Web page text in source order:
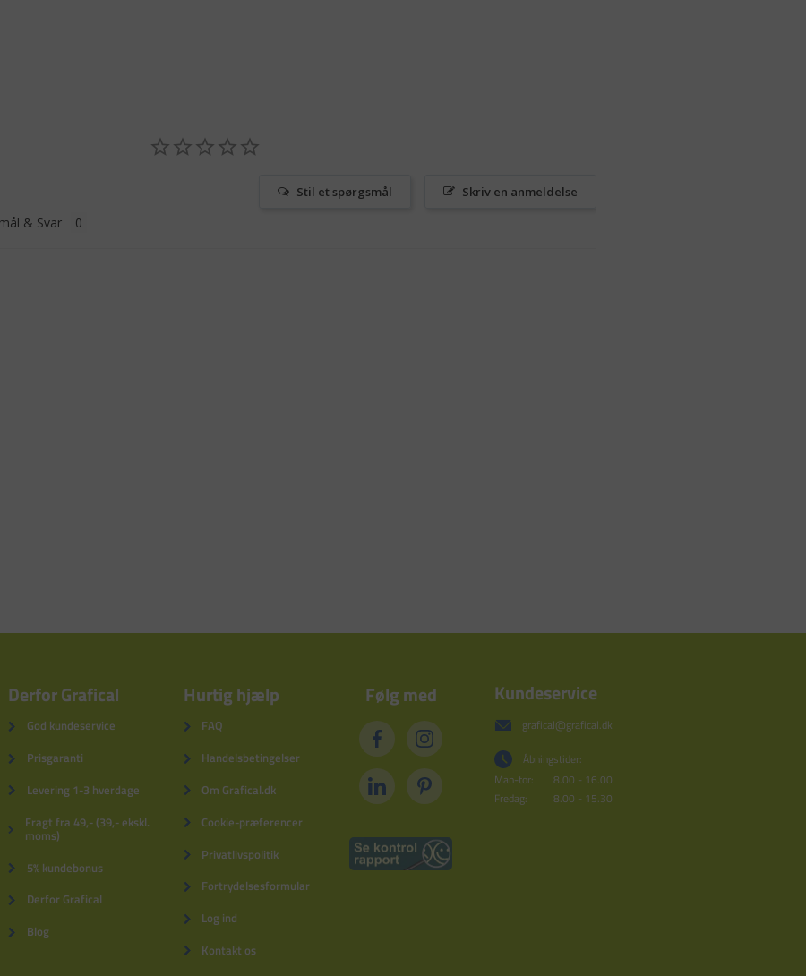
Skriv en anmeldelse
Stil et spørgsmål
& Svar
Derfor Grafical
God kundeservice
Prisgaranti
Levering 1-3 hverdage
Fragt fra 49,- (39,- ekskl.
moms)
5% kundebonus
Derfor Grafical
Blog
Hurtig hjælp
FAQ
Handelsbetingelser
Om Grafical.dk
Cookie-præferencer
Privatlivspolitik
Fortrydelsesformular
Log ind
Kontakt os
Følg med Kundeservice
grafical@grafical.dk
Åbningstider:
Man-tor:
8.00 - 16.00
Fredag:
8.00 - 15.30